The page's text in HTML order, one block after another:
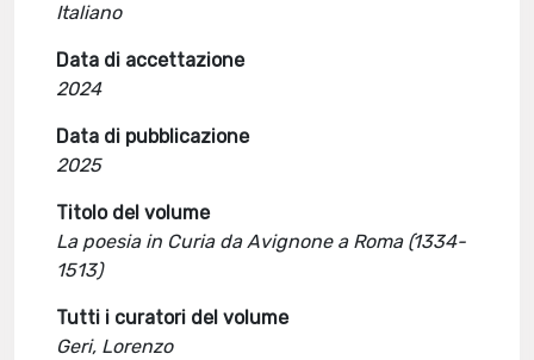
Italiano
Data di accettazione
2024
Data di pubblicazione
2025
Titolo del volume
La poesia in Curia da Avignone a Roma (1334-
1513)
Tutti i curatori del volume
Geri, Lorenzo